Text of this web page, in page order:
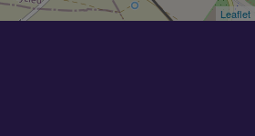
Leaflet